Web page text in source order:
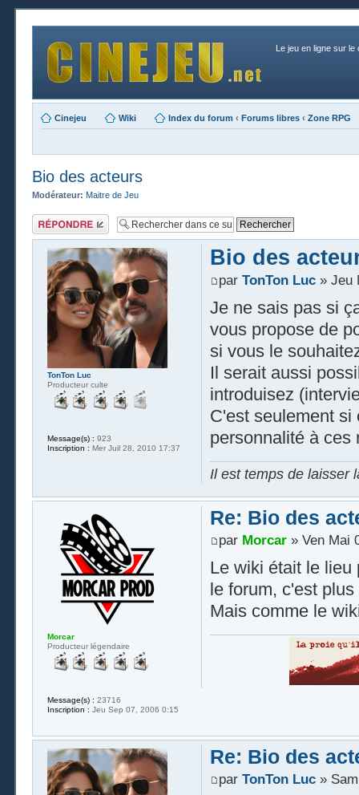
Le jeu en ligne sur le
Cinejeu Wiki Index du forum ‹ Forums libres ‹ Zone RPG
Bio des acteurs
Modérateur: Maitre de Jeu
Publier une
réponse
Bio des
par TonTon Luc» Jeu
Je ne sais pas si
vous propose de
si vous le
Il serait aussi
introduisez
C'est seulement si
personnalité à ces
Il est temps de laisser
TonTon Luc
Producteur culte
Message(s) : 923
Inscription : Mer Juil 28, 2010 17:37
Re: Bio des
par Morcar» Ven Mai
Le wiki était le lieu
le forum, c'est
Mais comme le
Morcar
Producteur légendaire
Message(s) : 23716
Inscription : Jeu Sep 07, 2006 0:15
Re: Bio des
par TonTon Luc» Sam